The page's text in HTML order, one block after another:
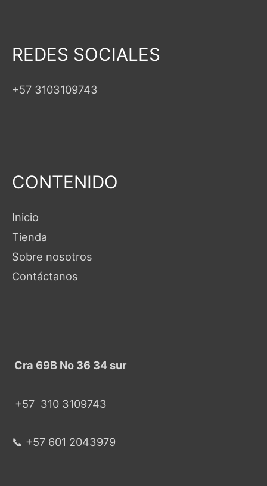
REDES SOCIALES
+57 3103109743
CONTENIDO
Inicio
Tienda
Sobre nosotros
Contáctanos
Cra 69B No 36 34 sur
+57 310 3109743
📞 +57 601 2043979